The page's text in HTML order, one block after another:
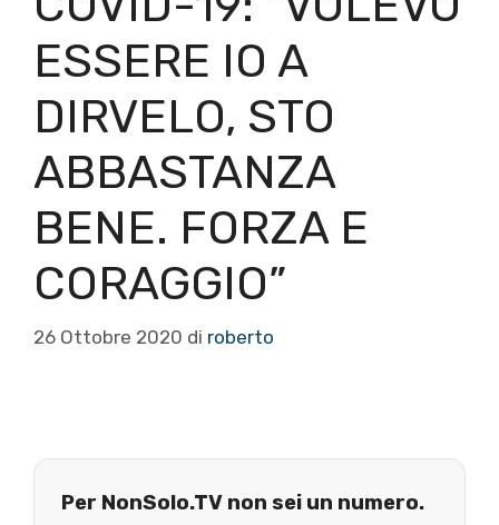
ESSERE IO A
DIRVELO, STO
ABBASTANZA
BENE. FORZA E
CORAGGIO”
26 Ottobre 2020 di roberto
Per NonSolo.TV non sei un numero.